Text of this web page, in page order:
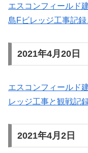
エスコンフィールド
島Fビレッジ工事記
2021年4月20日
エスコンフィールド
レッジ工事と観戦記
2021年4月2日